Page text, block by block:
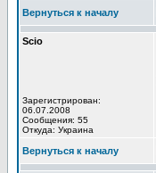
Вернуться к началу
Scio
Зарегистрирован:
06.07.2008
Сообщения: 55
Откуда: Украина
Вернуться к началу